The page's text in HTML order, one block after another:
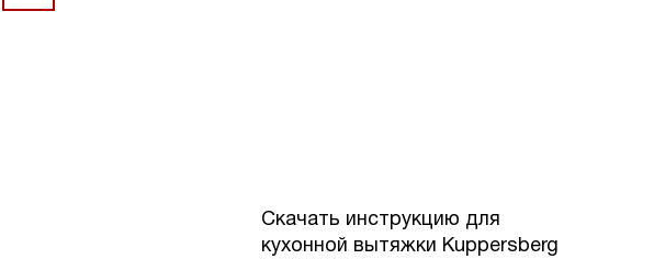
Скачать инструкцию для
кухонной вытяжки Kuppersberg